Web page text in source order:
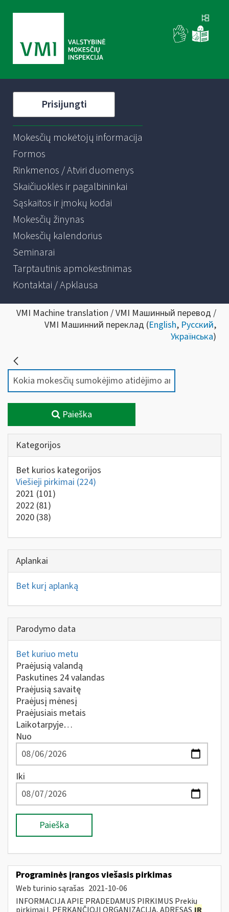
Prisijungti
Mokesčių mokėtojų informacija
Formos
Rinkmenos / Atviri duomenys
Skaičiuoklės ir pagalbininkai
Sąskaitos ir įmokų kodai
Mokesčių žinynas
Mokesčių kalendorius
Seminarai
Tarptautinis apmokestinimas
Kontaktai / Apklausa
VMI Machine translation / VMI Машинный перевод /
VMI Машинний переклад (English, Русский,
Українська)
Paieška
Kategorijos
Bet kurios kategorijos
Viešieji pirkimai (224)
2021 (101)
2022 (81)
2020 (38)
Aplankai
Bet kurį aplanką
Parodymo data
Bet kuriuo metu
Praėjusią valandą
Paskutines 24 valandas
Praėjusią savaitę
Praėjusį mėnesį
Praėjusiais metais
Laikotarpyje…
Nuo
Iki
Paieška
Programinės įrangos viešasis pirkimas
Web turinio sąrašas 2021-10-06
INFORMACIJA APIE PRADEDAMUS PIRKIMUS Prekių
pirkimai I. PERKANČIOJI ORGANIZACIJA, ADRESAS IR